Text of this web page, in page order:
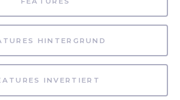
HINTERGRUND
INVERTIERT